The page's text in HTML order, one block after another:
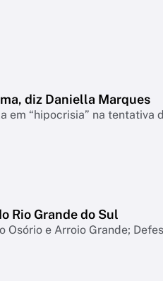
diz Daniella Marques
em “hipocrisia” na tentativa
Rio Grande do Sul
Osório e Arroio Grande;